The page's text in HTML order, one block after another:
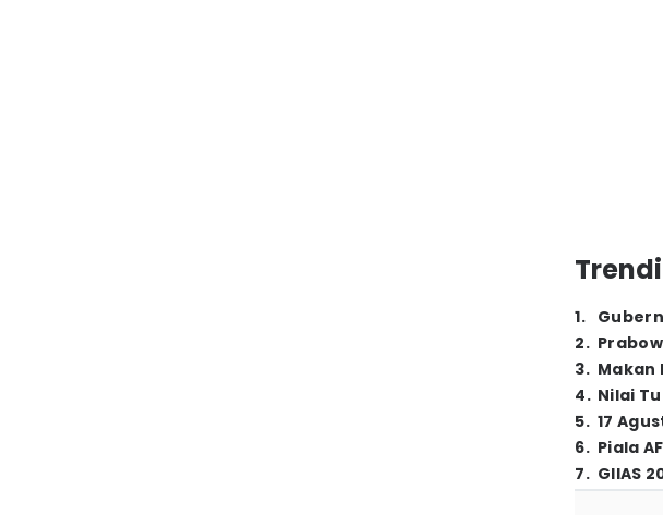
1.
2.
3. Makan
4. Nilai
5. 17
6. Piala
7. GIIAS